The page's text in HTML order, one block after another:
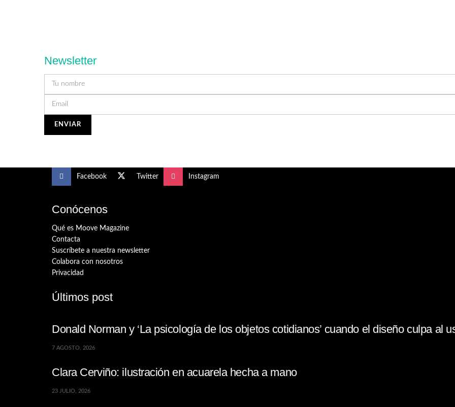
Newsletter
Facebook Twitter Instagram
Conócenos
Qué es Moove Magazine
Contacta
Suscríbete a nuestra newsletter
Colabora con nosotros
Privacidad
Últimos post
Donald Norman y ‘La psicología de los objetos cotidianos’ cuando el diseño culpa al
7 AGOSTO, 2026
Clara Cerviño: ilustración en acuarela hecha a mano
23 JULIO, 2026